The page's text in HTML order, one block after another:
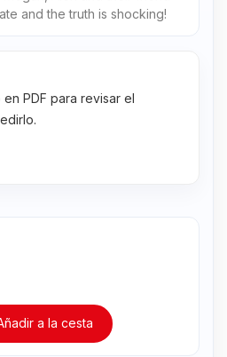
and the truth is shocking!
PDF para revisar el
a la cesta